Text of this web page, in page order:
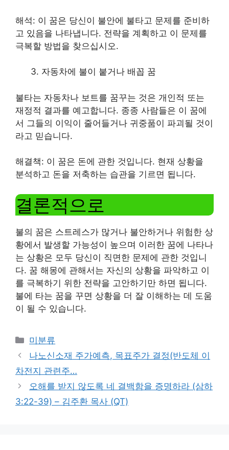
해석: 이 꿈은 당신이 불안에 불타고 문제를 준비하
고 있음을 나타냅니다. 전략을 계획하고 이 문제를
극복할 방법을 찾으십시오.
자동차에 불이 붙거나 배꼽 꿈
불타는 자동차나 보트를 꿈꾸는 것은 개인적 또는
재정적 결과를 예고합니다. 종종 사람들은 이 꿈에
서 그들의 이익이 줄어들거나 귀중품이 파괴될 것이
라고 믿습니다.
해결책: 이 꿈은 돈에 관한 것입니다. 현재 상황을
분석하고 돈을 저축하는 습관을 기르면 됩니다.
결론적으로
불의 꿈은 스트레스가 많거나 불안하거나 위험한 상
황에서 발생할 가능성이 높으며 이러한 꿈에 나타나
는 상황은 모두 당신이 직면한 문제에 관한 것입니
다. 꿈 해몽에 관해서는 자신의 상황을 파악하고 이
를 극복하기 위한 전략을 고안하기만 하면 됩니다.
불에 타는 꿈을 꾸면 상황을 더 잘 이해하는 데 도움
이 될 수 있습니다.
Categories
미분류
나노신소재 주가예측, 목표주가 결정(반도체 이
차전지 관련주…
오해를 받지 않도록 네 결백함을 증명하라 (삼하
3:22-39) – 김주환 목사 (QT)